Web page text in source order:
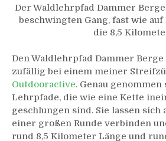
Der Waldlehrpfad Dammer
beschwingten Gang, fast wie
die 8,5
Den Waldlehrpfad Dammer
zufällig bei einem meiner
Outdooractive. Genau
Lehrpfade, die wie eine Kette
geschlungen sind. Sie lassen sich
einer großen Runde verbinden
rund 8,5 Kilometer Länge und